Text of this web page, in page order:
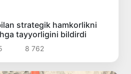
strategik hamkorlikni
tayyorligini bildirdi
8 762